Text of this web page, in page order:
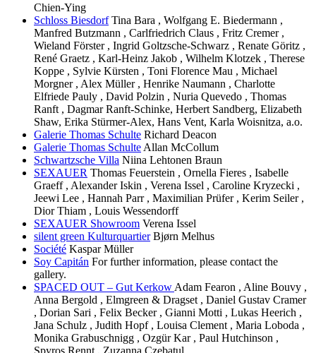
Chien-Ying
Schloss Biesdorf Tina Bara , Wolfgang E. Biedermann ,
Manfred Butzmann , Carlfriedrich Claus , Fritz Cremer ,
Wieland Förster , Ingrid Goltzsche-Schwarz , Renate Göritz ,
René Graetz , Karl-Heinz Jakob , Wilhelm Klotzek , Therese
Koppe , Sylvie Kürsten , Toni Florence Mau , Michael
Morgner , Alex Müller , Henrike Naumann , Charlotte
Elfriede Pauly , David Polzin , Nuria Quevedo , Thomas
Ranft , Dagmar Ranft-Schinke, Herbert Sandberg, Elizabeth
Shaw, Erika Stürmer-Alex, Hans Vent, Karla Woisnitza, a.o.
Galerie Thomas Schulte Richard Deacon
Galerie Thomas Schulte Allan McCollum
Schwartzsche Villa Niina Lehtonen Braun
SEXAUER Thomas Feuerstein , Ornella Fieres , Isabelle
Graeff , Alexander Iskin , Verena Issel , Caroline Kryzecki ,
Jeewi Lee , Hannah Parr , Maximilian Prüfer , Kerim Seiler ,
Dior Thiam , Louis Wessendorff
SEXAUER Showroom Verena Issel
silent green Kulturquartier Bjørn Melhus
Société Kaspar Müller
Soy Capitán For further information, please contact the
gallery.
SPACED OUT – Gut Kerkow Adam Fearon , Aline Bouvy ,
Anna Bergold , Elmgreen & Dragset , Daniel Gustav Cramer
, Dorian Sari , Felix Becker , Gianni Motti , Lukas Heerich ,
Jana Schulz , Judith Hopf , Louisa Clement , Maria Loboda ,
Monika Grabuschnigg , Ozgür Kar , Paul Hutchinson ,
Spyros Rennt , Zuzanna Czebatul